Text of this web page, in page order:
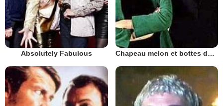
Absolutely Fabulous Chapeau melon et bottes de cuir - 1961